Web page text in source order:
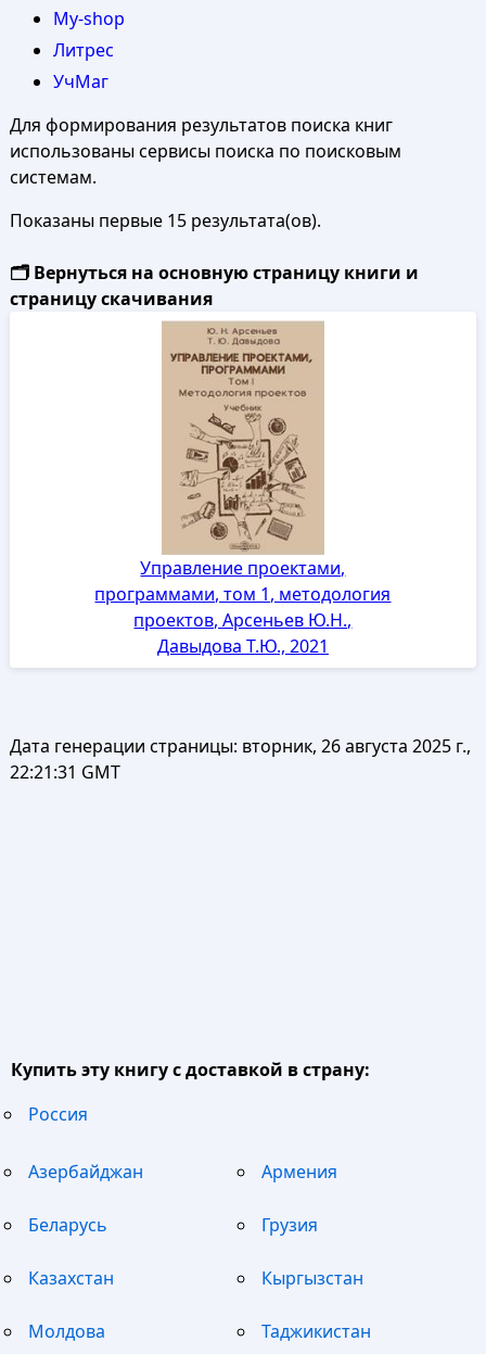
My-shop
Литрес
УчМаг
Для формирования результатов поиска книг
использованы сервисы поиска по поисковым
системам.
Показаны первые 15 результата(ов).
🗂️ Вернуться на основную страницу книги и
страницу скачивания
Управление проектами,
программами, том 1, методология
проектов, Арсеньев Ю.Н.,
Давыдова Т.Ю., 2021
Дата генерации страницы: вторник, 26 августа 2025 г.,
22:21:31 GMT
Купить эту книгу с доставкой в страну:
Россия
Азербайджан Армения
Беларусь Грузия
Казахстан Кыргызстан
Молдова Таджикистан